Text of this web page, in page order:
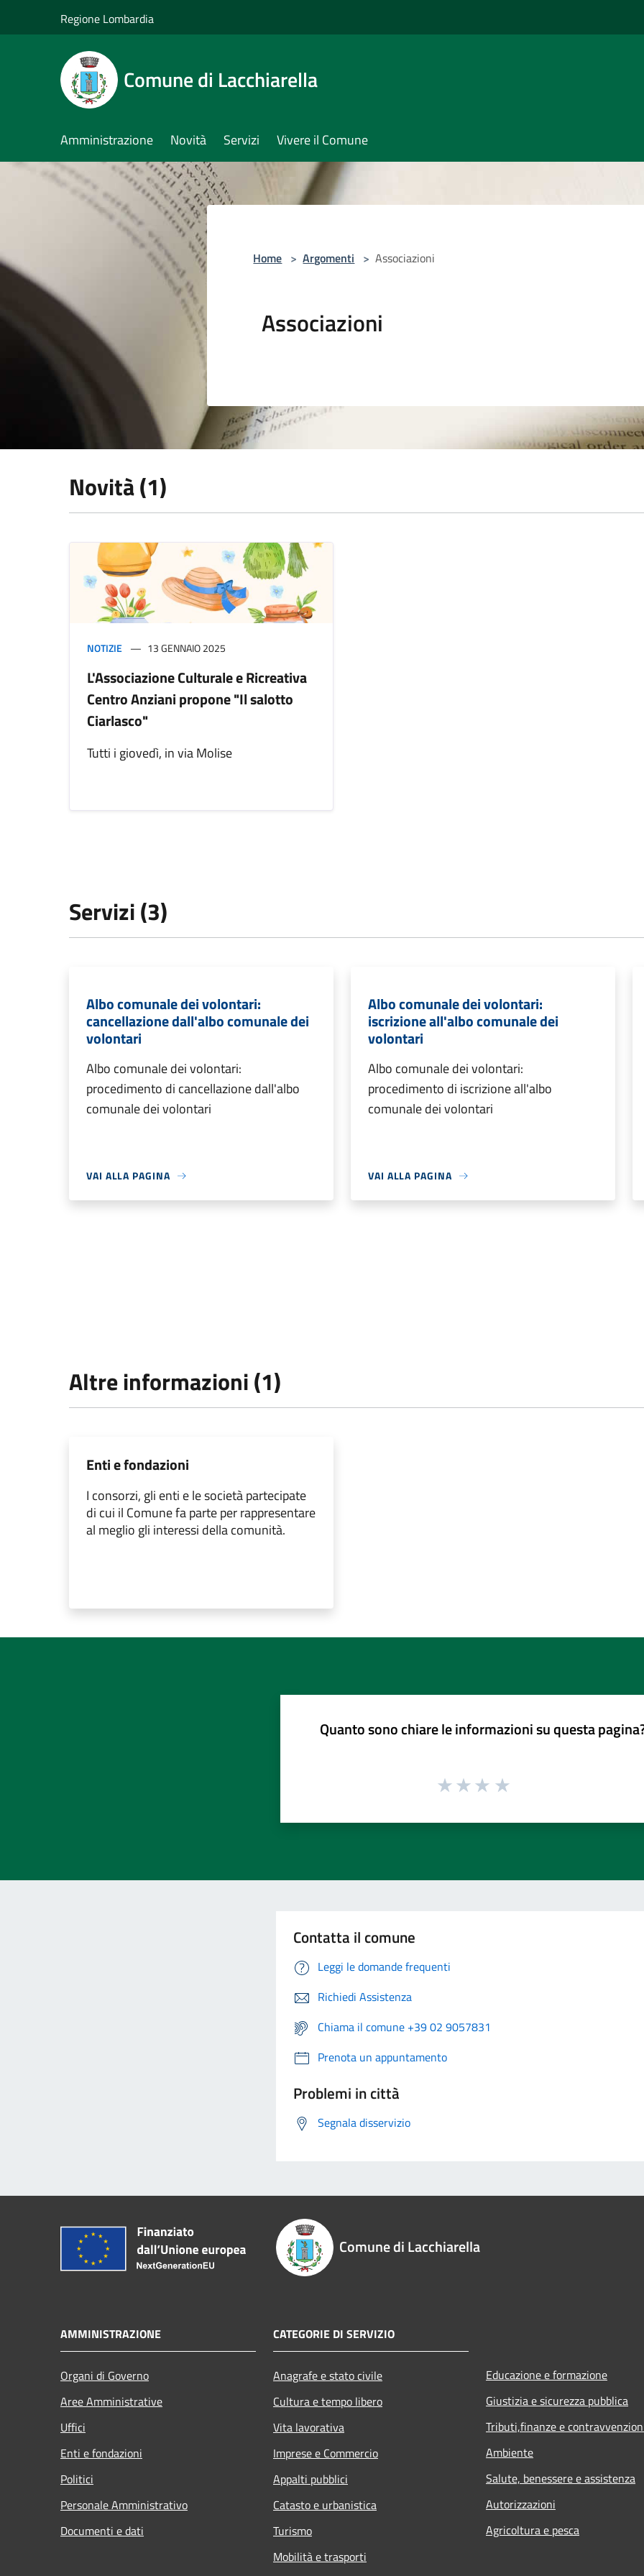
Regione Lombardia
Comune di Lacchiarella
Amministrazione Novità Servizi Vivere il Comune
Home > Argomenti > Associazioni
Associazioni
Novità (1)
NOTIZIE 13 GENNAIO 2025
L'Associazione Culturale e Ricreativa
Centro Anziani propone "Il salotto
Ciarlasco"
Tutti i giovedì, in via Molise
Servizi (3)
Albo comunale dei volontari:
cancellazione dall'albo comunale dei
volontari
Albo comunale dei volontari:
procedimento di cancellazione dall'albo
comunale dei volontari
VAI ALLA PAGINA
Albo comunale dei volontari:
iscrizione all'albo comunale dei
volontari
Albo comunale dei volontari:
procedimento di iscrizione all'albo
comunale dei volontari
VAI ALLA PAGINA
Altre informazioni (1)
Enti e fondazioni
I consorzi, gli enti e le società partecipate
di cui il Comune fa parte per rappresentare
al meglio gli interessi della comunità.
Quanto sono chiare le informazioni su questa
Contatta il comune
Leggi le domande frequenti
Richiedi Assistenza
Chiama il comune +39 02 9057831
Prenota un appuntamento
Problemi in città
Segnala disservizio
Comune di Lacchiarella
AMMINISTRAZIONE
Organi di Governo
Aree Amministrative
Uffici
Enti e fondazioni
Politici
Personale Amministrativo
Documenti e dati
CATEGORIE DI SERVIZIO
Anagrafe e stato civile
Cultura e tempo libero
Vita lavorativa
Imprese e Commercio
Appalti pubblici
Catasto e urbanistica
Turismo
Mobilità e trasporti
Educazione e formazione
Giustizia e sicurezza pubblica
Tributi,finanze e
Ambiente
Salute, benessere e assistenza
Autorizzazioni
Agricoltura e pesca